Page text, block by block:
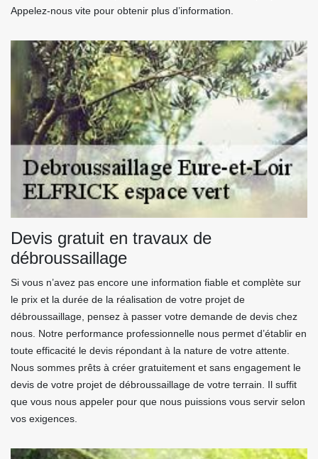
Appelez-nous vite pour obtenir plus d’information.
Devis gratuit en travaux de
débroussaillage
Si vous n’avez pas encore une information fiable et complète sur
le prix et la durée de la réalisation de votre projet de
débroussaillage, pensez à passer votre demande de devis chez
nous. Notre performance professionnelle nous permet d’établir en
toute efficacité le devis répondant à la nature de votre attente.
Nous sommes prêts à créer gratuitement et sans engagement le
devis de votre projet de débroussaillage de votre terrain. Il suffit
que vous nous appeler pour que nous puissions vous servir selon
vos exigences.